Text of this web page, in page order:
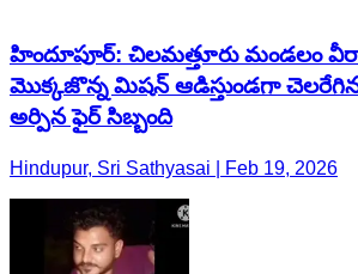
హిందూపూర్‌: చిలమత్తూరు మండలం
మొక్కజొన్న మిషన్ ఆడిస్తుండగా
అర్పిన ఫైర్ సిబ్బంది
Hindupur, Sri Sathyasai | Feb 19, 2026